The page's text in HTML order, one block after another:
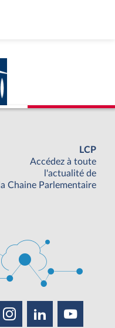
LCP
Accédez à toute
l'actualité de
la Chaine Parlementaire